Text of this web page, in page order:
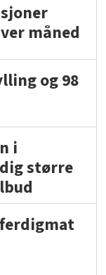
måned
og 98
i
større